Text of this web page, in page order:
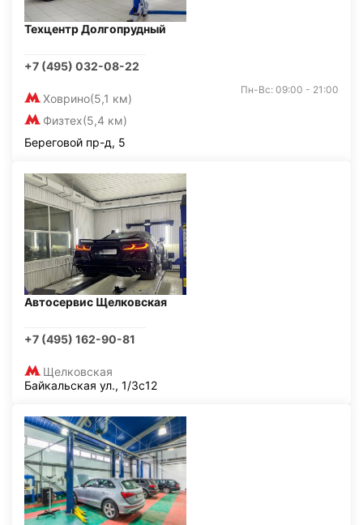
Техцентр Долгопрудный
+7 (495) 032-08-22
Ховрино(5,1 км)
Физтех(5,4 км)
Пн-Вс: 09:00 - 21:00
Береговой пр-д, 5
Автосервис Щелковская
+7 (495) 162-90-81
Щелковская
Байкальская ул., 1/3с12